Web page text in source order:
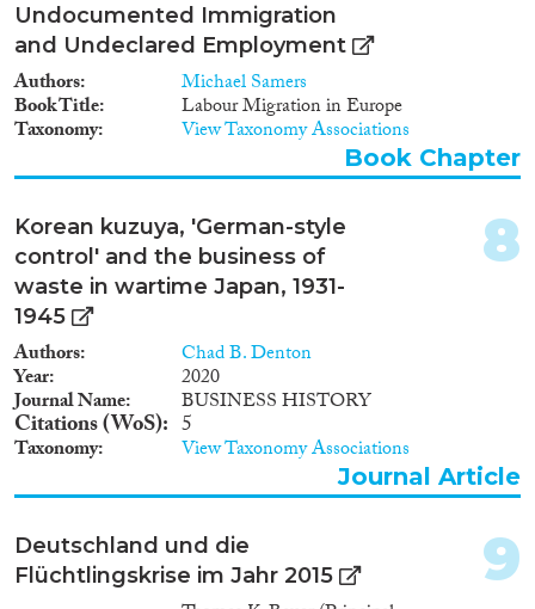
Undocumented Immigration
and Undeclared Employment
Authors Michael Samers
Book Title Labour Migration in Europe
Taxonomy View Taxonomy Associations
Book Chapter
Korean kuzuya, 'German-style
control' and the business of
waste in wartime Japan, 1931-
1945
Authors Chad B. Denton
Year 2020
Journal Name BUSINESS HISTORY
Citations (WoS) 5
Taxonomy View Taxonomy Associations
8
Journal Article
Deutschland und die
Flüchtlingskrise im Jahr 2015
9
Publications
Apply Filters
Reset Filters